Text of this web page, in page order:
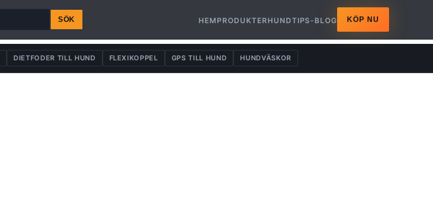
SÖK HEM PRODUKTERHUNDTIPS-BLOG KÖP NU
DIETFODER TILL HUND FLEXIKOPPEL GPS TILL HUND HUNDVÄSKOR